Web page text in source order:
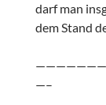
darf man
dem Stand
—–